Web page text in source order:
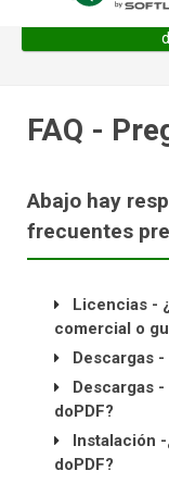
FAQ -
Abajo hay
frecuentes
Licencias -
comercial o
Descargas -
Descargas -
doPDF?
Instalación -
doPDF?